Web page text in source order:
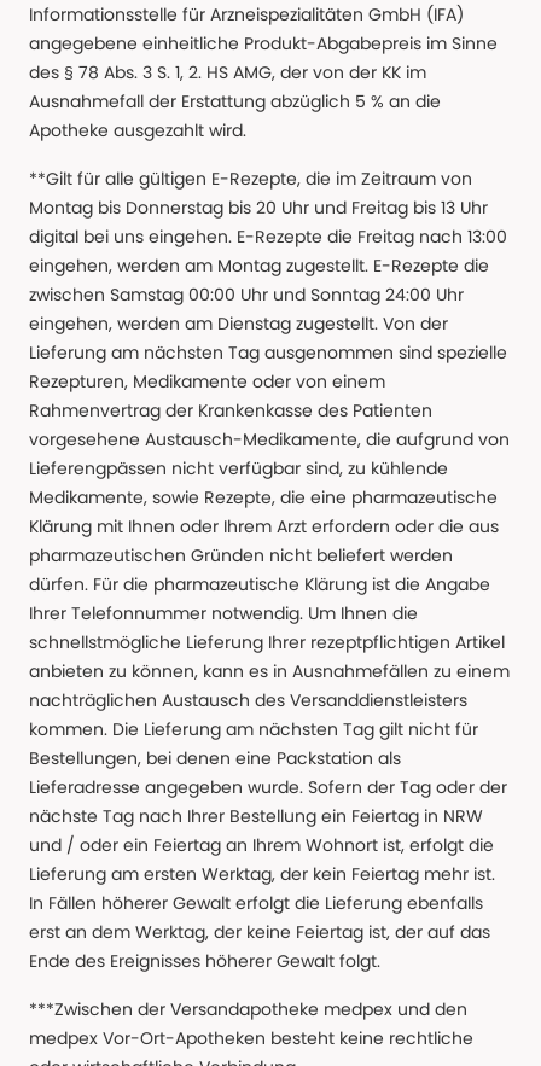
Informationsstelle für Arzneispezialitäten GmbH (IFA)
angegebene einheitliche Produkt-Abgabepreis im Sinne
des § 78 Abs. 3 S. 1, 2. HS AMG, der von der KK im
Ausnahmefall der Erstattung abzüglich 5 % an die
Apotheke ausgezahlt wird.
**Gilt für alle gültigen E-Rezepte, die im Zeitraum von
Montag bis Donnerstag bis 20 Uhr und Freitag bis 13 Uhr
digital bei uns eingehen. E-Rezepte die Freitag nach 13:00
eingehen, werden am Montag zugestellt. E-Rezepte die
zwischen Samstag 00:00 Uhr und Sonntag 24:00 Uhr
eingehen, werden am Dienstag zugestellt. Von der
Lieferung am nächsten Tag ausgenommen sind spezielle
Rezepturen, Medikamente oder von einem
Rahmenvertrag der Krankenkasse des Patienten
vorgesehene Austausch-Medikamente, die aufgrund von
Lieferengpässen nicht verfügbar sind, zu kühlende
Medikamente, sowie Rezepte, die eine pharmazeutische
Klärung mit Ihnen oder Ihrem Arzt erfordern oder die aus
pharmazeutischen Gründen nicht beliefert werden
dürfen. Für die pharmazeutische Klärung ist die Angabe
Ihrer Telefonnummer notwendig. Um Ihnen die
schnellstmögliche Lieferung Ihrer rezeptpflichtigen Artikel
anbieten zu können, kann es in Ausnahmefällen zu einem
nachträglichen Austausch des Versanddienstleisters
kommen. Die Lieferung am nächsten Tag gilt nicht für
Bestellungen, bei denen eine Packstation als
Lieferadresse angegeben wurde. Sofern der Tag oder der
nächste Tag nach Ihrer Bestellung ein Feiertag in NRW
und / oder ein Feiertag an Ihrem Wohnort ist, erfolgt die
Lieferung am ersten Werktag, der kein Feiertag mehr ist.
In Fällen höherer Gewalt erfolgt die Lieferung ebenfalls
erst an dem Werktag, der keine Feiertag ist, der auf das
Ende des Ereignisses höherer Gewalt folgt.
***Zwischen der Versandapotheke medpex und den
medpex Vor-Ort-Apotheken besteht keine rechtliche